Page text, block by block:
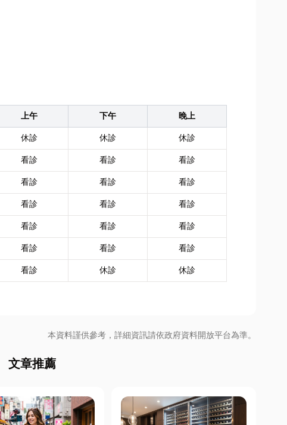
上午 下午
晚上
休診 休診
休診
看診 看診
看診
看診 看診
看診
看診 看診
看診
看診 看診
看診
看診 看診
看診
看診 休診 休診
本資料謹供參考，詳細資訊請依政府資料開放平台為準。
文章推薦